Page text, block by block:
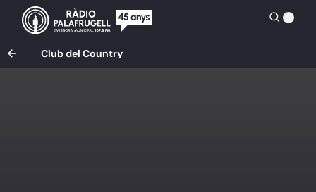
Club del Country